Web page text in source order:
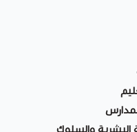
البشرية والسلوك